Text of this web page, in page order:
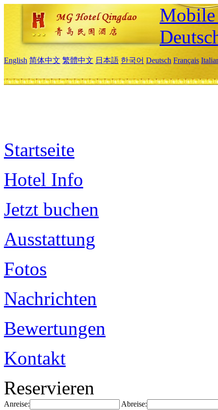
English 简体中文 繁體中文 日本語 한국어 Deutsch Français
Startseite
Hotel Info
Jetzt buchen
Ausstattung
Fotos
Nachrichten
Bewertungen
Kontakt
Reservieren
Anreise: Abreise: